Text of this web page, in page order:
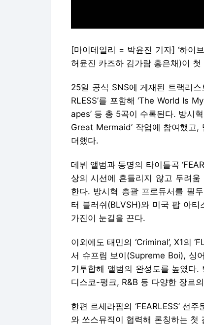
[마이데일리 = 박윤진 기자] ‘하이
허윤진 카즈하 김가람 홍은채)이 첫
25일 공식 SNS에 게재된 트랙리
RLESS’를 포함해 ‘The World Is
apes’ 등 총 5곡이 수록된다. 방시
Great Mermaid’ 작업에 참여했고,
더했다.
데뷔 앨범과 동명의 타이틀곡
상의 시선에 흔들리지 않고 두려
한다. 방시혁 총괄 프로듀서를 필
터 블러쉬(BLVSH)와 미국 팝 아
가진이 눈길을 끈다.
이외에도 태민의 ‘Criminal’, X1의
서 슈프림 보이(Supreme Boi), 싱
기투합해 앨범의 완성도를 높였다
디스코-펑크, R&B 등 다양한 장르
한편 르세라핌의 ‘FEARLESS’ 선
와 쏘스뮤직이 협력해 론칭하는 첫